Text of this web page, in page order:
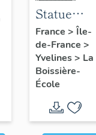
Statue
(grandeur
nature) :
nymphe
France > Île-
de-France >
Yvelines> La
Boissière-
École